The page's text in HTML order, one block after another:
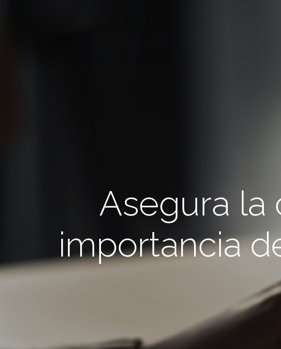
Asegura la
importancia